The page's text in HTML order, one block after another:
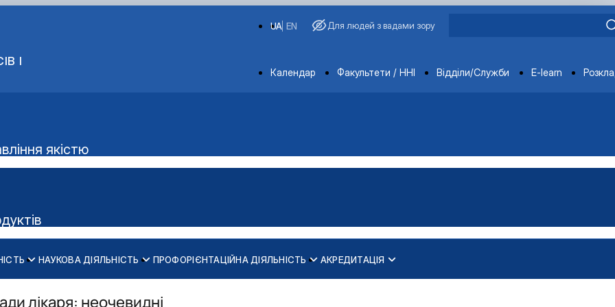
І
EN
UA Для людей з вадами зору
Departments
Календар Факультети / ННІ Відділи/Служби E-learn
якістю
Аудиторний фонд
НАУКОВА ДІЯЛЬНІСТЬ ПРОФОРІЄНТАЦІЙНА ДІЯЛЬНІСТЬ АКРЕДИТАЦІЯ
лікаря: неочевидні